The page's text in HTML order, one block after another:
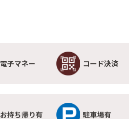
電子マネー コード決済
お持ち帰り有 駐車場有